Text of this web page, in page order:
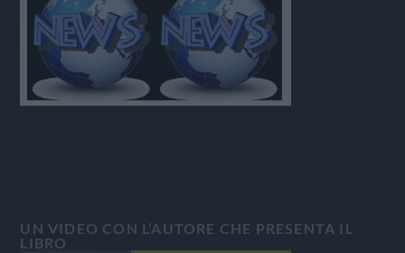
UN VIDEO CON L’AUTORE CHE PRESENTA IL
LIBRO